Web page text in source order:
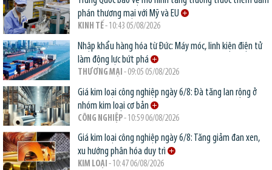
phán thương mại với Mỹ và EU
KINH TẾ- 10:43 05/08/2026
Nhập khẩu hàng hóa từ Đức: Máy móc, linh kiện điện tử
làm động lực bứt phá
THƯƠNG MẠI - 09:05 05/08/2026
Giá kim loại công nghiệp ngày 6/8: Đà tăng lan rộng ở
nhóm kim loại cơ bản
CÔNG NGHIỆP- 10:59 06/08/2026
Giá kim loại công nghiệp ngày 6/8: Tăng giảm đan xen,
xu hướng phân hóa duy trì
KIM LOẠI - 10:47 06/08/2026